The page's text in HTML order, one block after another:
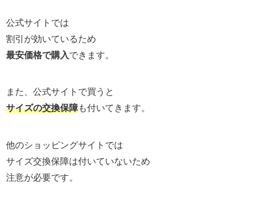
公式サイトでは
割引が効いているため
最安価格で購入できます。
また、公式サイトで買うと
サイズの交換保障も付いてきます。
他のショッピングサイトでは
サイズ交換保障は付いていないため
注意が必要です。